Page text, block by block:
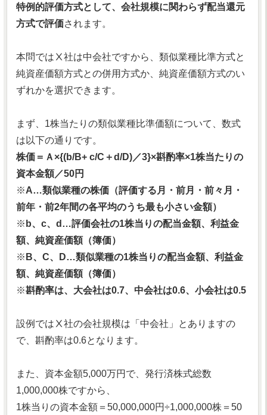
特例的評価方式として、会社規模に関わらず配当還元
方式で評価されます。
本問ではⅩ社は中会社ですから、類似業種比準方式と
純資産価額方式との併用方式か、純資産価額方式のい
ずれかを選択できます。
まず、1株当たりの類似業種比準価額について、数式
は以下の通りです。
株価＝Ａ×{(b/B+ c/C＋d/D)／3}×斟酌率×1株当たりの
資本金額／50円
※A…類似業種の株価（評価する月・前月・前々月・
前年・前2年間の各平均のうち最も小さい金額）
※ b、c、d…評価会社の1株当りの配当金額、利益金
額、純資産価額（簿価）
※ B、C、D…類似業種の1株当りの配当金額、利益金
額、純資産価額（簿価）
※斟酌率は、大会社は0.7、中会社は0.6、小会社は0.5
設例ではⅩ社の会社規模は「中会社」とありますの
で、斟酌率は0.6となります。
また、資本金額5,000万円で、発行済株式総数
1,000,000株ですから、
1株当りの資本金額＝50,000,000円÷1,000,000株＝50